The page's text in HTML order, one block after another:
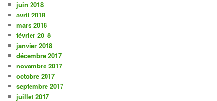
juin 2018
avril 2018
mars 2018
février 2018
janvier 2018
décembre 2017
novembre 2017
octobre 2017
septembre 2017
juillet 2017